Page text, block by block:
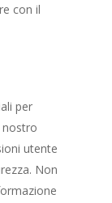
con il
per
nostro
utente
Non